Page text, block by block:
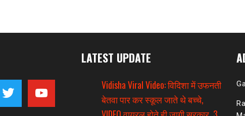
twitter youtube
LATEST UPDATE
Vidisha Viral Video: विदिशा में उफनती
बेतवा पार कर स्कूल जाते थे बच्चे,